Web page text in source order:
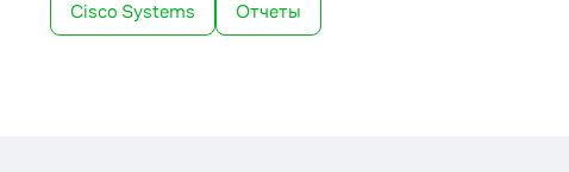
Cisco Systems Отчеты